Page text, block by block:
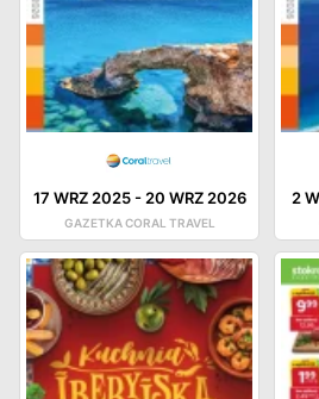
17 WRZ 2025- 20 WRZ 2026
GAZETKA CORAL TRAVEL
2